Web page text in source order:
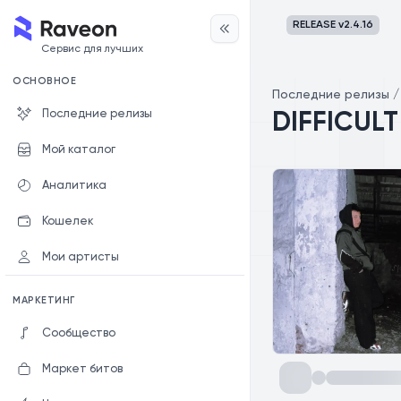
Сервис для лучших
ОСНОВНОЕ
Последние релизы
Мой каталог
Аналитика
Кошелек
Мои артисты
МАРКЕТИНГ
Сообщество
Маркет битов
RELEASE v2.4.16
Последние релизы